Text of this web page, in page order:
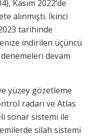
Kasım 2022’de
alınmıştı. İkinci
tarihinde
indirilen üçüncü
devam
yüzey gözetleme
radarı ve Atlas
sonar sistemi ile
silah sistemi